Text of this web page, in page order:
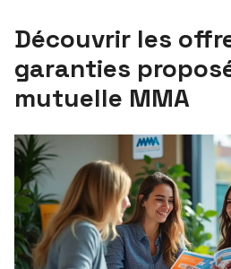
Découvrir les
garanties
mutuelle MMA